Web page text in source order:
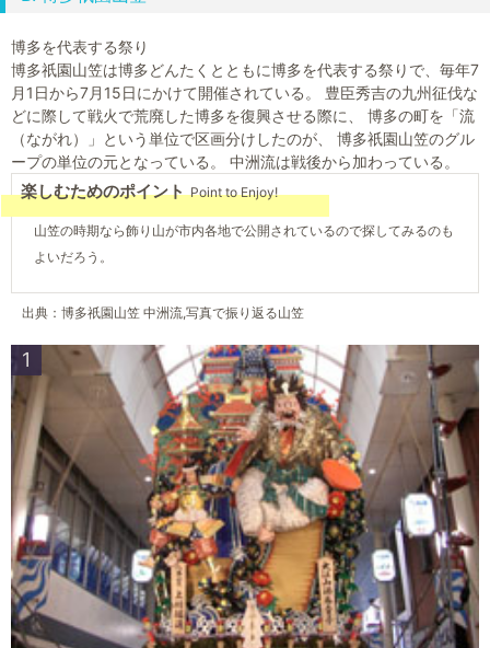
博多を代表する祭り
博多祇園山笠は博多どんたくとともに博多を代表する祭りで、毎年7
月1日から7月15日にかけて開催されている。 豊臣秀吉の九州征伐な
どに際して戦火で荒廃した博多を復興させる際に、 博多の町を「流
（ながれ）」という単位で区画分けしたのが、 博多祇園山笠のグル
ープの単位の元となっている。 中洲流は戦後から加わっている。
楽しむためのポイント Point to Enjoy!
山笠の時期なら飾り山が市内各地で公開されているので探してみるのも
よいだろう。
出典：博多祇園山笠 中洲流,写真で振り返る山笠
1